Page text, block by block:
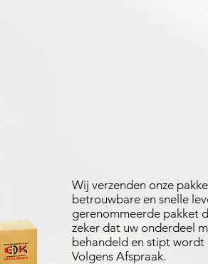
Wij verzenden onze
betrouwbare en snelle
gerenommeerde pakket
zeker dat uw onderdeel
behandeld en stipt wordt
Volgens Afspraak.